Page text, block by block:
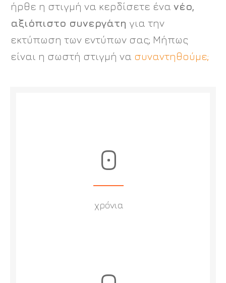
ήρθε η στιγμή να κερδίσετε ένα νέο,
αξιόπιστο συνεργάτη για την
εκτύπωση των εντύπων σας; Μήπως
είναι η σωστή στιγμή να συναντηθούμε;
0
χρόνια